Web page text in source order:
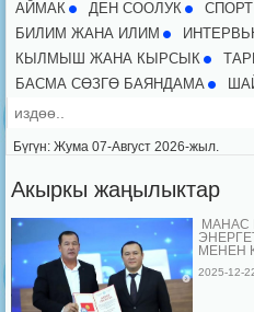
АЙМАК
ДЕН СООЛУК СПОРТ
БИЛИМ ЖАНА ИЛИМ
КЫЛМЫШ ЖАНА КЫРСЫК
БАСМА СӨЗГӨ БАЯНДАМА
Бүгүн: Жума 07-Август 2026-жыл.
Акыркы жаңылыктар
МЕНЕН
2025-12-